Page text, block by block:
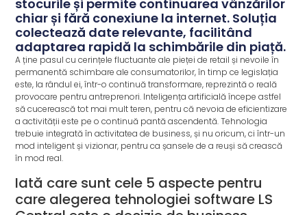
stocurile și permite continuarea vânzărilor
chiar și fără conexiune la internet. Soluția
colectează date relevante, facilitând
adaptarea rapidă la schimbările din piață.
A ține pasul cu cerințele fluctuante ale pieței de retail și nevoile în
permanentă schimbare ale consumatorilor, în timp ce legislația
este, la rândul ei, într-o continuă transformare, reprezintă o reală
provocare pentru antreprenori. Inteligența artificială începe astfel
să cucerească tot mai mult teren, pentru că nevoia de eficientizare
a activității este pe o continuă pantă ascendentă. Tehnologia
trebuie integrată în activitatea de business, și nu oricum, ci într-un
mod inteligent și vizionar, pentru ca șansele de a reuși să crească
în mod real.
Iată care sunt cele 5 aspecte pentru
care alegerea tehnologiei software LS